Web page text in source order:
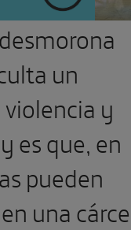
un
y
es que, en
pueden
una